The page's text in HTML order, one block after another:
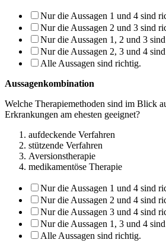
Nur die Aussagen 1 und 4 sind
Nur die Aussagen 2 und 3 sind
Nur die Aussagen 1, 2 und 3
Nur die Aussagen 2, 3 und 4
Alle Aussagen sind richtig.
Aussagenkombination
Welche Therapiemethoden sind im Blick
Erkrankungen am ehesten geeig­net?
aufdeckende Verfahren
stützende Verfahren
Aversionstherapie
medikamentöse Therapie
Nur die Aussagen 1 und 4 sind
Nur die Aussagen 2 und 4 sind
Nur die Aussagen 3 und 4 sind
Nur die Aussagen 1, 3 und 4
Alle Aussagen sind richtig.